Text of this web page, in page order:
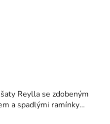
Reylla se zdobeným
a spadlými ramínky